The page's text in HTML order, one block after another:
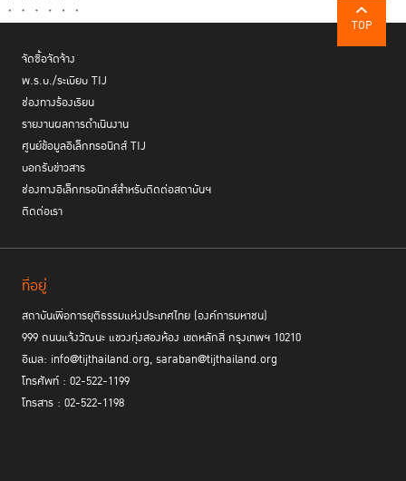
ในโอกาสเดียวกัน พณฯ ภัทรัตน์ หงษ์ทอง เอกอัครราชทูตและผู้แทนถาวรไทย
ยินดีกับ TIJ ในการจัดนิทรรศการครั้งนี้ พร้อมทั้งย้ำถึงจุดยืนของไทยที่ให้ความ
สนับสนุนที่ไทยได้รับจากมิตรประเทศ โดยเฉพาะอย่างยิ่ง กลุ่ม Group of
Friends of the Nelson Mandela Rules ที่ไทยเป็นหนึ่งในประธานร่วม
กิจกรรมคู่ขนาน ในหัวข้อ “Renewing our
Promise: Strengthening Support for
Women in Corrections”
TOP
จัดซื้อจัดจ้าง
พ.ร.บ./ระเบียบ TIJ
ช่องทางร้องเรียน
รายงานผลการดำเนินงาน
ศูนย์ข้อมูลอิเล็กทรอนิกส์ TIJ
บอกรับข่าวสาร
ช่องทางอิเล็กทรอนิกส์สำหรับติดต่อสถาบันฯ
ติดต่อเรา
ที่อยู่
สถาบันเพื่อการยุติธรรมแห่งประเทศไทย (องค์การมหาชน)
999 ถนนแจ้งวัฒนะ แขวงทุ่งสองห้อง เขตหลักสี่ กรุงเทพฯ 10210
อีเมล: info@tijthailand.org, saraban@tijthailand.org
โทรศัพท์ : 02-522-1199
โทรสาร : 02-522-1198